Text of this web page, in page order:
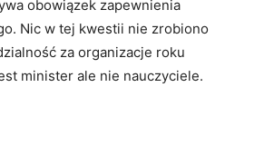
obowiązek zapewnienia
Nic w tej kwestii nie zrobiono
za organizacje roku
minister ale nie nauczyciele.